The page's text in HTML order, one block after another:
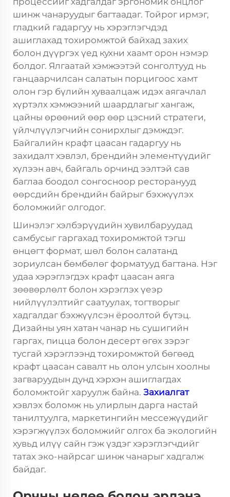
шинж чанаруудыг багтаадаг. Тойрог ирмэг,
гладкий гадаргуу нь хэрэглэгчдэд
ашиглахад тохиромжтой байхад захих
болон дүүргэх үед кухни хаамт орон нэмэр
болдог. Ялгаатай хэмжээтэй сонголтууд нь
ганцаарчилсан салатын порцигоос хамт
олон гэр бүлийн хуваалцаж идэх аягачлал
хүртэлх хэмжээний шаардлагыг хангаж,
цайны өрөөний өөр өөр цэсний стратеги,
үйлчлүүлэгчийн сонирхлыг дэмждэг.
Байгалийн крафт цаасан гадаргуу нь
захидалт хэвлэл, брендийн элементүүдийг
хүлээн авч, байгаль орчинд ээлтэй сав
баглаа боодол сонгосноор ресторанууд
өөрсдийн брендийн байрыг бэхжүүлэх
боломжийг олгодог.
Шинэлэг хэлбэрүүдийн хувилбаруудад
самбусыг гаргахад тохиромжтой тэгш
өнцөгт формат, шөл болон салатанд
зориулсан бөмбөлөг форматууд багтана. Нэг
удаа хэрэглэгдэх крафт цаасан аяга
зөөвөрлөлт болон хэрэглэх үеэр
нийлүүлэлтийг саатуулах, тогтворыг
хадгалдаг бэхжүүлсэн ёроолтой бүтэц.
Дизайны уян хатан чанар нь сушигийн
гаргах, пицца болон десерт өгөх зэрэг
тусгай хэрэглээнд тохиромжтой бөгөөд
крафт цаасан савалт нь олон улсын хоолны
загваруудын дунд хэрхэн ашиглагдах
боломжтойг харуулж байна. Захиалгат
хэвлэх боломж нь улирлын дарга настай
танилтуулга, маркетингийн мессежүүдийг
хэрэгжүүлэх боломжийг олгох ба экологийн
хувьд илүү сайн гэж үздэг хэрэглэгчдийг
татах эко-найрсаг шинж чанарыг хадгалж
байдаг.